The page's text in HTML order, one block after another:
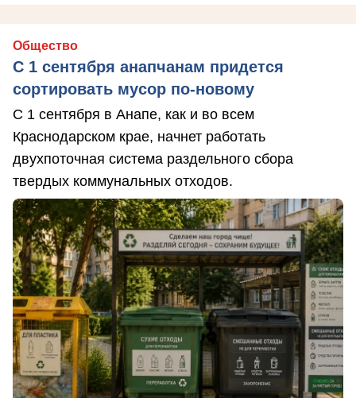
Общество
С 1 сентября анапчанам придется
сортировать мусор по-новому
С 1 сентября в Анапе, как и во всем
Краснодарском крае, начнет работать
двухпоточная система раздельного сбора
твердых коммунальных отходов.